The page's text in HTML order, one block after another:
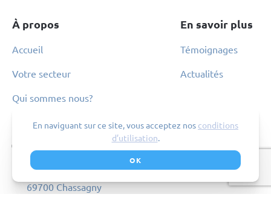
En naviguant sur ce site, vous acceptez nos conditions
d’utilisation.
OK
À propos
Accueil
Votre secteur
Qui sommes nous?
En savoir plus
Témoignages
Actualités
Contact
04.82.53.71.13
283 rue de la Folletière
69700 Chassagny
Suivez-nous
Linkedin
Facebook